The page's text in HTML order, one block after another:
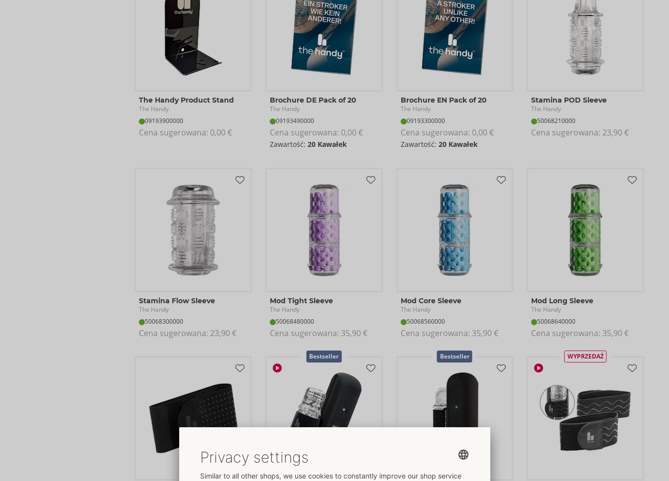
The Handy Product Stand
The Handy
09193900000
Cena sugerowana: 0,00 €
Brochure DE Pack of 20
The Handy
09193490000
Cena sugerowana: 0,00 €
Zawartość: 20 Kawałek
Brochure EN Pack of 20
The Handy
09193300000
Cena sugerowana: 0,00 €
Zawartość: 20 Kawałek
Stamina POD Sleeve
The Handy
50068210000
Cena sugerowana: 23,90 €
Stamina Flow Sleeve
The Handy
50068300000
Cena sugerowana: 23,90 €
Mod Tight Sleeve
The Handy
50068480000
Cena sugerowana: 35,90 €
Mod Core Sleeve
The Handy
50068560000
Cena sugerowana: 35,90 €
Mod Long Sleeve
The Handy
50068640000
Cena sugerowana: 35,90 €
Bestseller Bestseller WYPRZEDAŻ